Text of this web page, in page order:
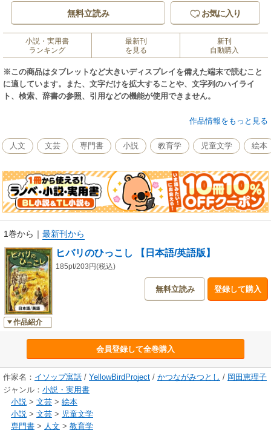
無料立読み お気に入り
小説・実用書
ランキング
最新刊
を見る
新刊
自動購入
※この商品はタブレットなど大きいディスプレイを備えた端末で読むこと
に適しています。また、文字だけを拡大することや、文字列のハイライ
ト、検索、辞書の参照、引用などの機能が使用できません。
広い麦畑で暮らす、ヒバリの親子。お母さんヒバリは麦の刈り取りの時期
格」を、とてもよく理解していたからなのです。【きいろいとり文庫 第2
作品目】
作品情報をもっと見る
人文 文芸 専門書 小説 教育学 児童文学 絵本
1巻から ｜ 最新刊から
作品紹介
ヒバリのひっこし 【日本語/英語版】
185pt/203円(税込)
無料立読み 登録して購入
会員登録して全巻購入
作家名： イソップ寓話 / YellowBirdProject / かつながみつとし / 岡田恵理子
ジャンル： 小説・実用書
小説 > 文芸 > 絵本
小説 > 文芸 > 児童文学
専門書 > 人文 > 教育学